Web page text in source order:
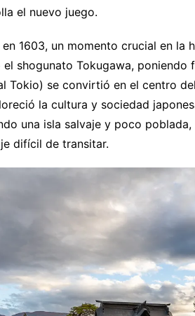
el nuevo juego.
1603, un momento crucial en la
shogunato Tokugawa, poniendo
Tokio) se convirtió en el centro
la cultura y sociedad
una isla salvaje y poco
difícil de transitar.